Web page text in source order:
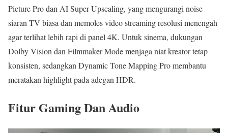
Picture Pro dan AI Super Upscaling, yang mengurangi noise
siaran TV biasa dan memoles video streaming resolusi menengah
agar terlihat lebih rapi di panel 4K. Untuk sinema, dukungan
Dolby Vision dan Filmmaker Mode menjaga niat kreator tetap
konsisten, sedangkan Dynamic Tone Mapping Pro membantu
meratakan highlight pada adegan HDR.
Fitur Gaming Dan Audio